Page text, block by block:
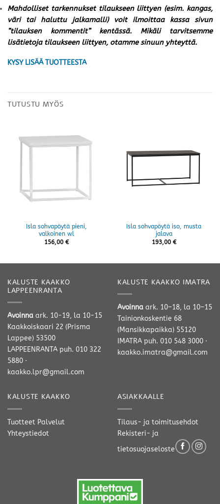
Mahdolliset tarkennukset tilaukseen liittyen (esim. kangas,
väri tai haluttu jalkamalli) voit ilmoittaa kassa sivun
”tilauksen kommentit” kentässä. Mikäli tarvitsemme
lisätietoja tilaukseen liittyen, otamme sinuun yhteyttä.
KYSY LISÄÄ TUOTTEESTA
TUTUSTU MYÖS
Isla sohvapöytä pieni,
valkoinen wl
156,00 €
Isla sohvapöytä iso, musta
jalava
193,00 €
KALUSTE KAAKKO
LAPPEENRANTA
Avoinna ark. 10-19, la 10-15
Kaakkoiskaari 22 (Prisma
Lappee) 53500
LAPPEENRANTA puh. 010 322
5880 ·
kaakko.lpr@gmail.com
KALUSTE KAAKKO IMATRA
Avoinna ark. 10–18, la 10–15
Tainionkoskentie 68
(Mansikkapaikka) 55120
IMATRA puh. 010 548 3000 ·
kaakko.imatra@gmail.com
KALUSTE KAAKKO
Tuotteet Palvelut
Yhteystiedot
ASIAKKAALLE
Tilaus- ja toimitusehdot
Rekisteri- ja
tietosuojaseloste